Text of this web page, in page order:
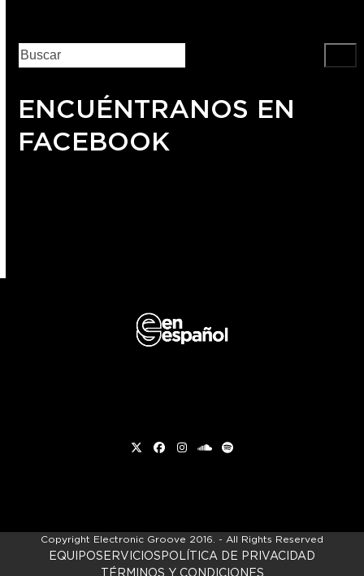
ENCUÉNTRANOS EN
FACEBOOK
TwitterFacebook
Instagram
soundcloud
Spotify
Copyright Electronic Groove 2016. - All Rights Reserved
EQUIPOSERVICIOSPOLÍTICA DE PRIVACIDAD
TÉRMINOS Y CONDICIONES